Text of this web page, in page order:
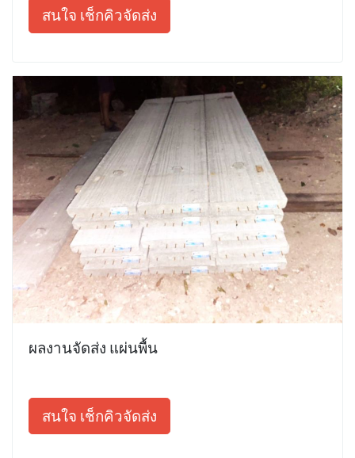
สนใจ เช็กคิวจัดส่ง
ผลงานจัดส่ง แผ่นพื้น
สนใจ เช็กคิวจัดส่ง